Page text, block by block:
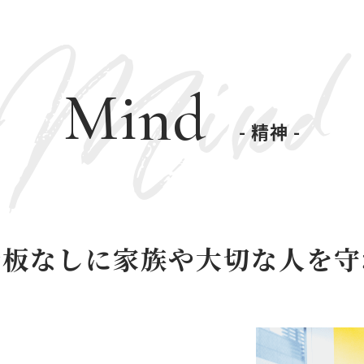
Mind - 精神 -
Mind
なしに家族や大切な人を